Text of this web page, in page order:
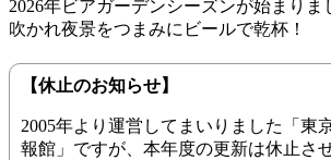
2026年ビアガーデンシーズンが始まりま
吹かれ夜景をつまみにビールで乾杯！
【休止のお知らせ】
2005年より運営してまいりました「東
報館」ですが、本年度の更新は休止さ